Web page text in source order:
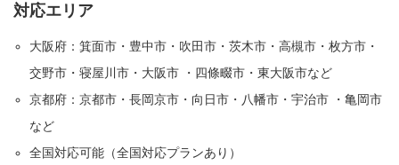
対応エリア
大阪府：箕面市・豊中市・吹田市・茨木市・高槻市・枚方市・
交野市・寝屋川市・大阪市 ・四條畷市・東大阪市など
京都府：京都市・長岡京市・向日市・八幡市・宇治市 ・亀岡市
など
全国対応可能（全国対応プランあり）